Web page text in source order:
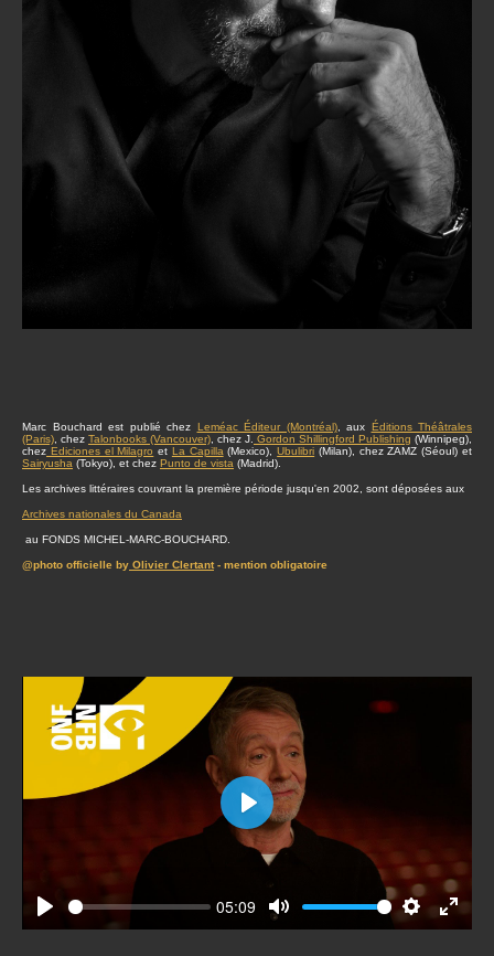
Marc Bouchard est publié chez Leméac Éditeur (Montréal), aux Éditions Théâtrales
(Paris) , chez Talonbooks (Vancouver) , chez J. Gordon Shillingford Publishing (Winnipeg),
chez Ediciones el Milagro et La Capilla (Mexico),Ubulibri (Milan), chez ZAMZ (Séoul) et
Sairyusha (Tokyo), et chez Punto de vista (Madrid).
Les archives littéraires couvrant la première période jusqu'en 2002, sont déposées aux
Archives nationales du Canada
au FONDS MICHEL-MARC-BOUCHARD.
@photo officielle by Olivier Clertant- mention obligatoire
Play
05:09
Mute SettingsEnter
Play